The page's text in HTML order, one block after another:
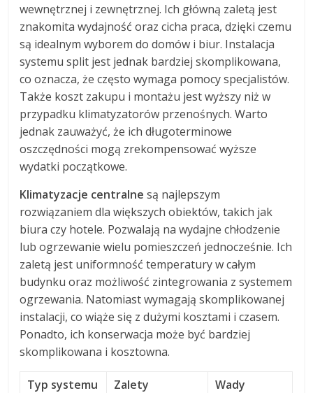
wewnętrznej i zewnętrznej. Ich główną zaletą jest
znakomita wydajność oraz cicha praca, dzięki czemu
są idealnym wyborem do domów i biur. Instalacja
systemu split jest jednak bardziej skomplikowana,
co oznacza, że często wymaga pomocy specjalistów.
Także koszt zakupu i montażu jest wyższy niż w
przypadku klimatyzatorów przenośnych. Warto
jednak zauważyć, że ich długoterminowe
oszczędności mogą zrekompensować wyższe
wydatki początkowe.
Klimatyzacje centralne są najlepszym
rozwiązaniem dla większych obiektów, takich jak
biura czy hotele. Pozwalają na wydajne chłodzenie
lub ogrzewanie wielu pomieszczeń jednocześnie. Ich
zaletą jest uniformność temperatury w całym
budynku oraz możliwość zintegrowania z systemem
ogrzewania. Natomiast wymagają skomplikowanej
instalacji, co wiąże się z dużymi kosztami i czasem.
Ponadto, ich konserwacja może być bardziej
skomplikowana i kosztowna.
Typ systemu Zalety
Wady